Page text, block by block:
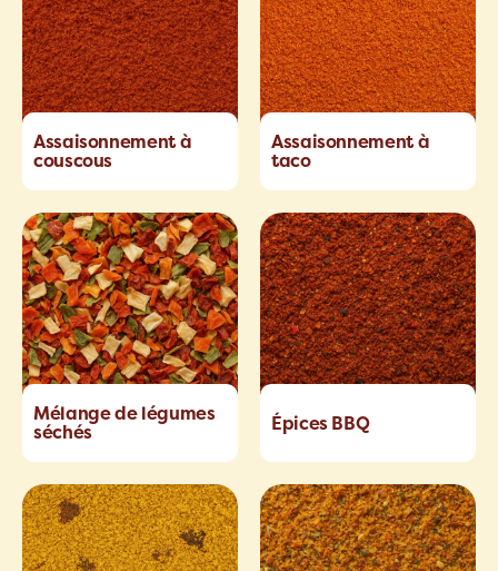
Assaisonnement à
couscous
Assaisonnement à
taco
Mélange de légumes
séchés
Épices BBQ